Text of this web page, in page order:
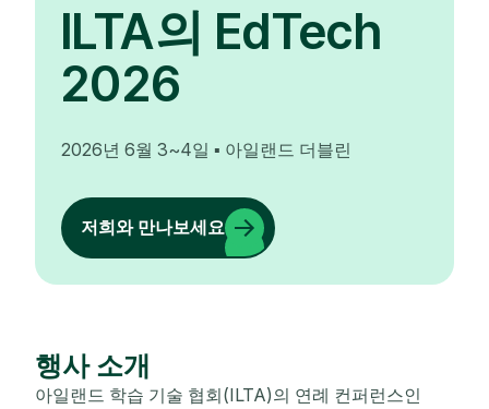
ILTA의 EdTech
2026
2026년 6월 3~4일 ▪ 아일랜드 더블린
저희와 만나보세요
행사 소개
아일랜드 학습 기술 협회(ILTA)의 연례 컨퍼런스인